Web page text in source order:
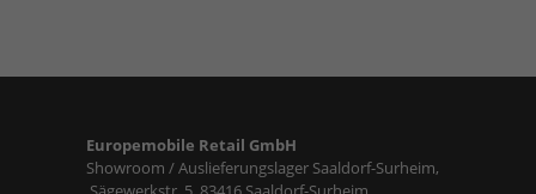
Europemobile Retail GmbH
Showroom / Auslieferungslager Saaldorf-Surheim,